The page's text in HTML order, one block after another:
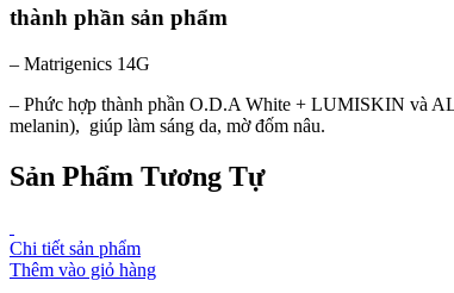
thành phần sản phẩm
– Matrigenics 14G
– Phức hợp thành phần O.D.A White + LUMISKIN và
melanin), giúp làm sáng da, mờ đốm nâu.
Sản Phẩm Tương Tự
Chi tiết sản phẩm
Thêm vào giỏ hàng